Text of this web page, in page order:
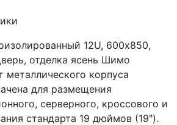
12U, 600х850,
отделка ясень Шимо
металлического корпуса
для размещения
серверного, кроссового и
стандарта 19 дюймов (19").